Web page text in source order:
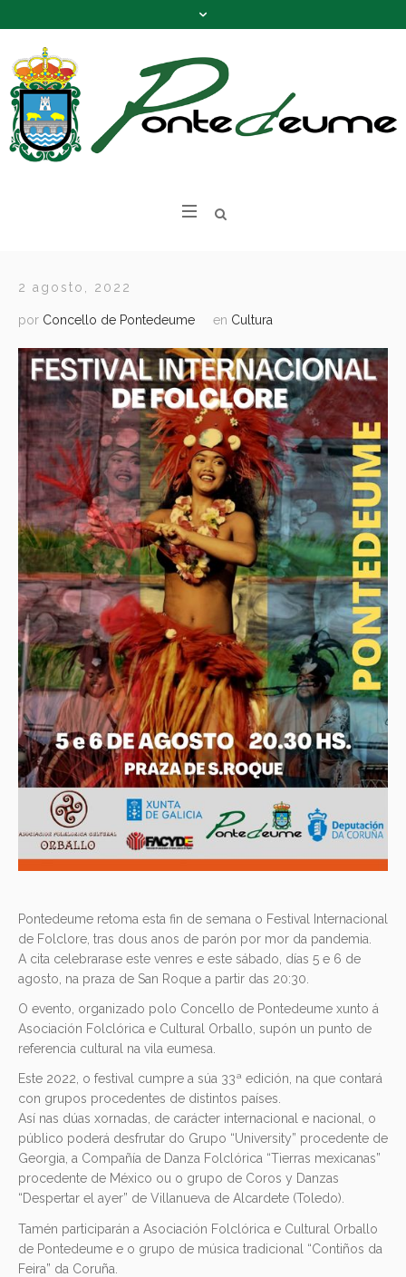
2 agosto, 2022
por Concello de Pontedeume en Cultura
Pontedeume retoma esta fin de semana o Festival Internacional
de Folclore, tras dous anos de parón por mor da pandemia.
A cita celebrarase este venres e este sábado, días 5 e 6 de
agosto, na praza de San Roque a partir das 20:30.
O evento, organizado polo Concello de Pontedeume xunto á
Asociación Folclórica e Cultural Orballo, supón un punto de
referencia cultural na vila eumesa.
Este 2022, o festival cumpre a súa 33ª edición, na que contará
con grupos procedentes de distintos países.
Así nas dúas xornadas, de carácter internacional e nacional, o
público poderá desfrutar do Grupo “University” procedente de
Georgia, a Compañía de Danza Folclórica “Tierras mexicanas”
procedente de México ou o grupo de Coros y Danzas
“Despertar el ayer” de Villanueva de Alcardete (Toledo).
Tamén participarán a Asociación Folclórica e Cultural Orballo
de Pontedeume e o grupo de música tradicional “Contiños da
Feira” da Coruña.